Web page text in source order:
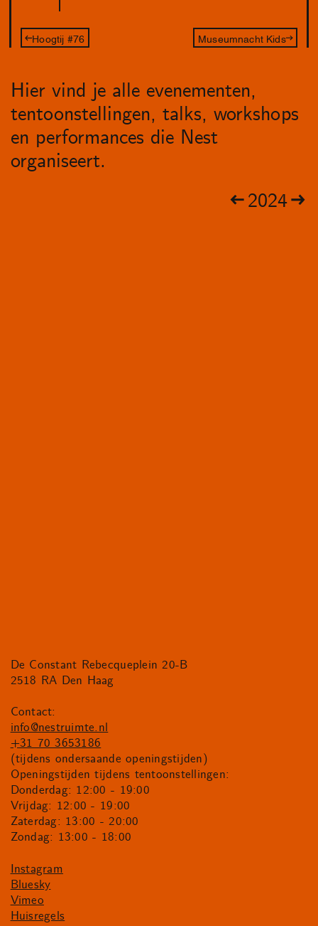
Hoogtij #76 Museumnacht Kids
Hier vind je alle evenementen,
tentoonstellingen, talks, workshops
en performances die Nest
organiseert.
2024
De Constant Rebecqueplein 20-B
2518 RA Den Haag
Contact:
info@nestruimte.nl
+31 70 3653186
(tijdens ondersaande openingstijden)
Openingstijden tijdens tentoonstellingen:
Donderdag: 12:00 - 19:00
Vrijdag: 12:00 - 19:00
Zaterdag: 13:00 - 20:00
Zondag: 13:00 - 18:00
Instagram
Bluesky
Vimeo
Huisregels